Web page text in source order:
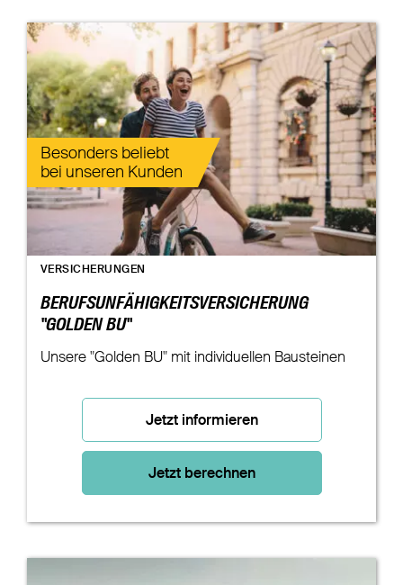
Besonders beliebt
bei unseren Kunden
VERSICHERUNGEN
BERUFSUNFÄHIGKEITSVERSICHERUNG
"GOLDEN BU"
Unsere "Golden BU" mit individuellen Bausteinen
Jetzt informieren
Jetzt berechnen